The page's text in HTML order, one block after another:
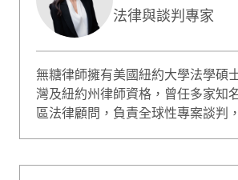
法律與談判專家
無糖律師擁有美國紐約大學法學碩
灣及紐約州律師資格，曾任多家知
區法律顧問，負責全球性專案談判
略、企業法遵合規等。 無糖律師著